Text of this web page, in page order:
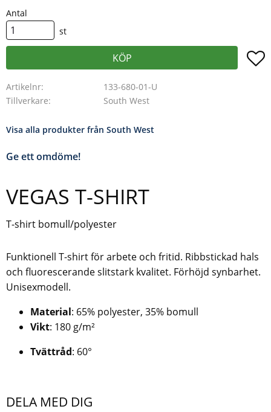
Antal
st
KÖP
Artikelnr
133-680-01-U
Tillverkare
South West
Visa alla produkter från South West
Ge ett omdöme!
VEGAS T-SHIRT
T-shirt bomull/polyester
Funktionell T-shirt för arbete och fritid. Ribbstickad hals
och fluorescerande slitstark kvalitet. Förhöjd synbarhet.
Unisexmodell.
Material: 65% polyester, 35% bomull
Vikt: 180 g/m²
Tvättråd: 60°
DELA MED DIG